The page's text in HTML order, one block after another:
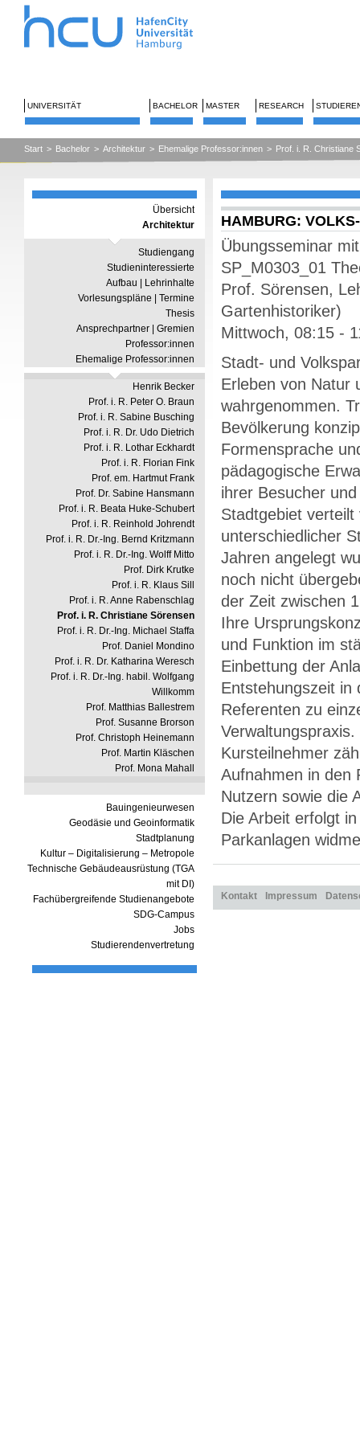
UNIVERSITÄT BACHELOR MASTER RESEARCH
Start > Bachelor > Architektur > Ehemalige Professor:innen > Prof. i. R. Christiane
Übersicht
Architektur
Studiengang
Studieninteressierte
Aufbau | Lehrinhalte
Vorlesungspläne | Termine
Thesis
Ansprechpartner | Gremien
Professor:innen
Ehemalige Professor:innen
Henrik Becker
Prof. i. R. Peter O. Braun
Prof. i. R. Sabine Busching
Prof. i. R. Dr. Udo Dietrich
Prof. i. R. Lothar Eckhardt
Prof. i. R. Florian Fink
Prof. em. Hartmut Frank
Prof. Dr. Sabine Hansmann
Prof. i. R. Beata Huke-Schubert
Prof. i. R. Reinhold Johrendt
Prof. i. R. Dr.-Ing. Bernd Kritzmann
Prof. i. R. Dr.-Ing. Wolff Mitto
Prof. Dirk Krutke
Prof. i. R. Klaus Sill
Prof. i. R. Anne Rabenschlag
Prof. i. R. Christiane Sörensen
Prof. i. R. Dr.-Ing. Michael Staffa
Prof. Daniel Mondino
Prof. i. R. Dr. Katharina Weresch
Prof. i. R. Dr.-Ing. habil. Wolfgang
Willkomm
Prof. Matthias Ballestrem
Prof. Susanne Brorson
Prof. Christoph Heinemann
Prof. Martin Kläschen
Prof. Mona Mahall
Bauingenieurwesen
Geodäsie und Geoinformatik
Stadtplanung
Kultur – Digitalisierung – Metropole
Technische Gebäudeausrüstung (TGA
mit DI)
Fachübergreifende Studienangebote
SDG-Campus
Jobs
Studierendenvertretung
HAMBURG:
Übungsseminar
SP_M0303_01
Prof. Sörensen,
Gartenhistoriker)
Mittwoch, 08:15 -
Stadt- und
Erleben von Natur
wahrgenommen.
Bevölkerung
Formensprache
pädagogische
ihrer Besucher
Stadtgebiet
unterschiedlicher
Jahren angelegt
noch nicht
der Zeit zwischen
Ihre
und Funktion im
Einbettung der
Entstehungszeit in
Referenten zu
Kursteilnehmer
Aufnahmen in den
Nutzern sowie die
Die Arbeit erfolgt
Parkanlagen
Kontakt Impressum